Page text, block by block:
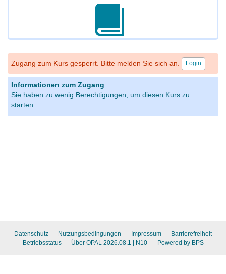
Zugang zum Kurs gesperrt. Bitte melden Sie sich an. Login
Informationen zum Zugang
Sie haben zu wenig Berechtigungen, um diesen Kurs zu
starten.
Datenschutz Nutzungsbedingungen Impressum
Barrierefreiheit
Betriebsstatus
Über OPAL 2026.08.1 | N10 Powered by BPS